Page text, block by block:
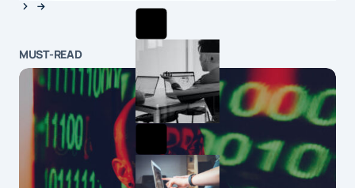
MUST-READ